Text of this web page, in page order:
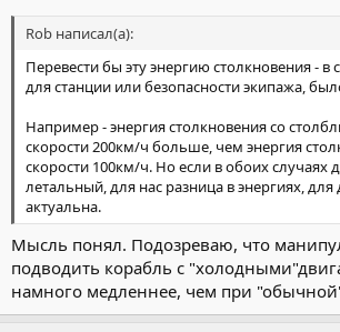
Rob написал(а):
Перевести бы эту энергию столкновения - в
для станции или безопасности экипажа,
Например - энергия столкновения со
скорости 200км/ч больше, чем энергия
скорости 100км/ч. Но если в обоих случаях
летальный, для нас разница в энергиях,
актуальна.
Мысль понял. Подозреваю, что
подводить корабль с
намного медленнее, чем при